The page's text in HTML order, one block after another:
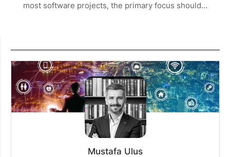
most software projects, the primary focus should…
Mustafa Ulus